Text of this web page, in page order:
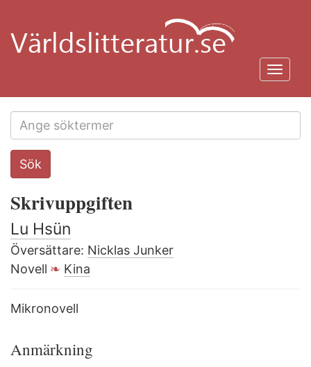
huvudinnehåll
Search
this
Sök
Skrivuppgiften
Lu Hsün
Översättare: Nicklas Junker
Novell
Kina
Mikronovell
Anmärkning